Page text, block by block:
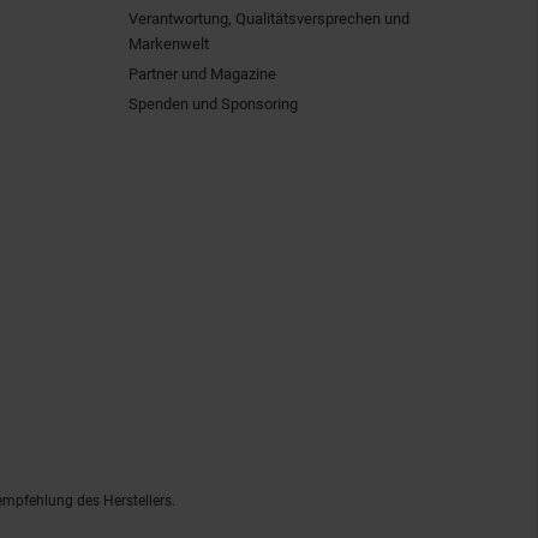
Verantwortung, Qualitätsversprechen und
Markenwelt
Partner und Magazine
Spenden und Sponsoring
des Herstellers.